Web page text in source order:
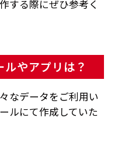
する際にぜひ参考く
やアプリは？
なデータをご利用い
ルにて作成していた